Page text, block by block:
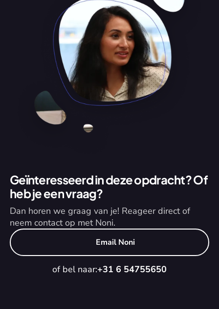
Geïnteresseerd in deze opdracht? Of
heb je een vraag?
Dan horen we graag van je! Reageer direct of
neem contact op met Noni.
Email Noni
of bel naar:+31 6 54755650